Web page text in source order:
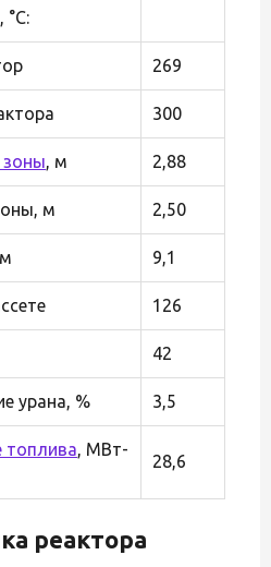
269
300
зоны, м 2,88
м 2,50
9,1
126
42
урана, % 3,5
топлива, МВт-
28,6
реактора